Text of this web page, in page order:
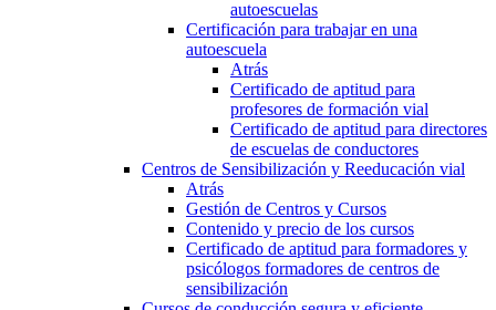
autoescuelas
Certificación para trabajar en una
autoescuela
Atrás
Certificado de aptitud para
profesores de formación vial
Certificado de aptitud para directores
de escuelas de conductores
Centros de Sensibilización y Reeducación vial
Atrás
Gestión de Centros y Cursos
Contenido y precio de los cursos
Certificado de aptitud para formadores y
psicólogos formadores de centros de
sensibilización